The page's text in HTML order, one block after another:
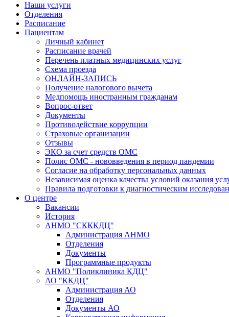
Наши услуги
Отделения
Расписание
Пациентам
Личный кабинет
Расписание врачей
Перечень платных медицинских услуг
Схема проезда
ОНЛАЙН-ЗАПИСЬ
Получение налогового вычета
Медпомощь иностранным гражданам
Вопрос-ответ
Документы
Противодействие коррупции
Страховые организации
Отзывы
ЭКО за счет средств ОМС
Полис ОМС - нововведения в период пандемии
Согласие на обработку персональных данных
Независимая оценка качества условий оказания
Правила подготовки к диагностическим
О центре
Вакансии
История
АНМО "СКККДЦ"
Администрация АНМО
Отделения
Документы
Программные продукты
АНМО "Поликлиника КДЦ"
АО "ККДЦ"
Администрация АО
Отделения
Документы АО